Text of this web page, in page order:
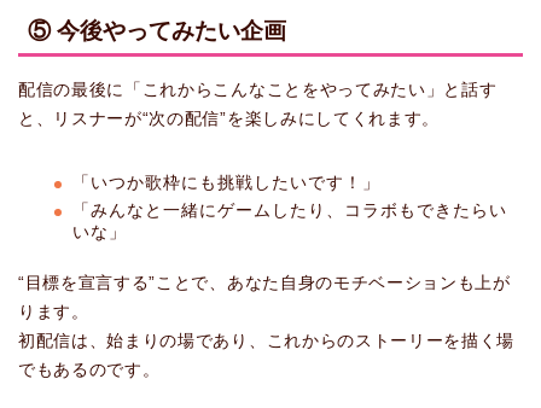
⑤ 今後やってみたい企画
配信の最後に「これからこんなことをやってみたい」と話す
と、リスナーが“次の配信”を楽しみにしてくれます。
「いつか歌枠にも挑戦したいです！」
「みんなと一緒にゲームしたり、コラボもできたらい
いな」
“目標を宣言する”ことで、あなた自身のモチベーションも上が
ります。
初配信は、始まりの場であり、これからのストーリーを描く場
でもあるのです。